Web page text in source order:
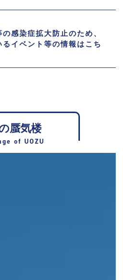
感染症拡大防止のため、
イベント等の情報はこち
蜃気楼
of UOZU